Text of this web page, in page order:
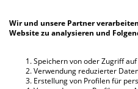
Wir und unsere Partner
Website zu analysieren und
Speichern von oder Zugriff
Verwendung reduzierter
Erstellung von Profilen für